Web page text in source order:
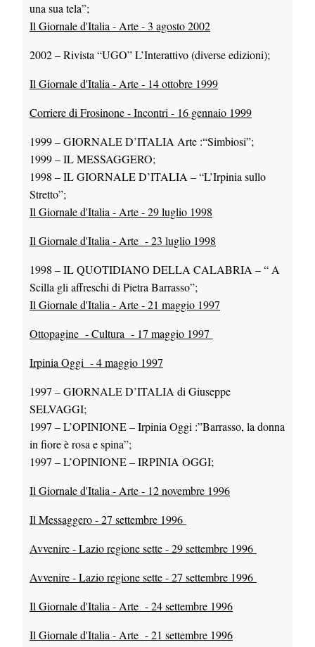
una sua tela”;
Il Giornale d'Italia - Arte - 3 agosto 2002
2002 – Rivista “UGO” L’Interattivo (diverse edizioni);
Il Giornale d'Italia - Arte - 14 ottobre 1999
Corriere di Frosinone - Incontri - 16 gennaio 1999
1999 – GIORNALE D’ITALIA Arte :“Simbiosi”;
1999 – IL MESSAGGERO;
1998 – IL GIORNALE D’ITALIA – “L’Irpinia sullo
Stretto”;
Il Giornale d'Italia - Arte - 29 luglio 1998
Il Giornale d'Italia - Arte - 23 luglio 1998
1998 – IL QUOTIDIANO DELLA CALABRIA – “ A
Scilla gli affreschi di Pietra Barrasso”;
Il Giornale d'Italia - Arte - 21 maggio 1997
Ottopagine - Cultura - 17 maggio 1997
Irpinia Oggi - 4 maggio 1997
1997 – GIORNALE D’ITALIA di Giuseppe
SELVAGGI;
1997 – L’OPINIONE – Irpinia Oggi :”Barrasso, la donna
in fiore è rosa e spina”;
1997 – L’OPINIONE – IRPINIA OGGI;
Il Giornale d'Italia - Arte - 12 novembre 1996
Il Messaggero - 27 settembre 1996
Avvenire - Lazio regione sette - 29 settembre 1996
Avvenire - Lazio regione sette - 27 settembre 1996
Il Giornale d'Italia - Arte - 24 settembre 1996
Il Giornale d'Italia - Arte - 21 settembre 1996